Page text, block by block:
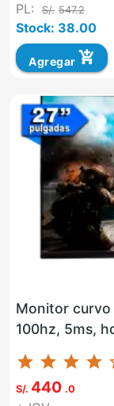
PL:
S/. 547.2
Stock: 38.00
Agregar add_shopping_cart
Monitor curvo
100hz, 5ms,
star star star star
S/. 440 .0